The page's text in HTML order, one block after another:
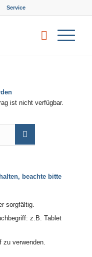
Service
ist nicht verfügbar.
beachte bitte
sorgfältig.
z.B. Tablet
zu verwenden.